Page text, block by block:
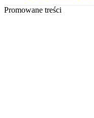
Promowane treści